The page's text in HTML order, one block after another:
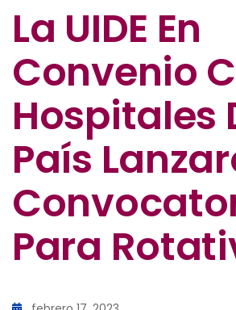
La UIDE En
Convenio
Hospitales
País
Para